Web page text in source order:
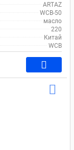
ARTAZ
WCB-50
масло
220
Китай
WCB